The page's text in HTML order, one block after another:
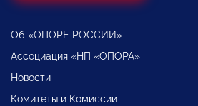
Об «ОПОРЕ РОССИИ»
Ассоциация «НП «ОПОРА»
Новости
Комитеты и Комиссии